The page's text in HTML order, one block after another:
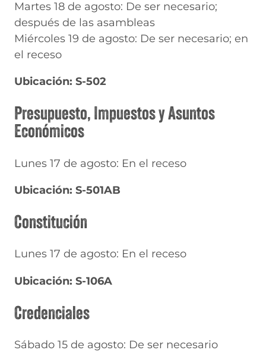
Martes 18 de agosto: De ser necesario;
después de las asambleas
Miércoles 19 de agosto: De ser necesario; en
el receso
Ubicación: S-502
Presupuesto, Impuestos y Asuntos
Económicos
Lunes 17 de agosto: En el receso
Ubicación: S-501AB
Constitución
Lunes 17 de agosto: En el receso
Ubicación: S-106A
Credenciales
Sábado 15 de agosto: De ser necesario